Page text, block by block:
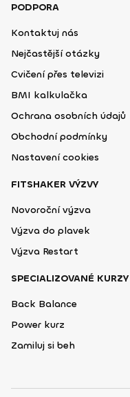
PODPORA
Kontaktuj nás
Nejčastější otázky
Cvičení přes televizi
BMI kalkulačka
Ochrana osobních údajů
Obchodní podmínky
Nastavení cookies
FITSHAKER VÝZVY
Novoroční výzva
Výzva do plavek
Výzva Restart
SPECIALIZOVANÉ KURZY
Back Balance
Power kurz
Zamiluj si beh